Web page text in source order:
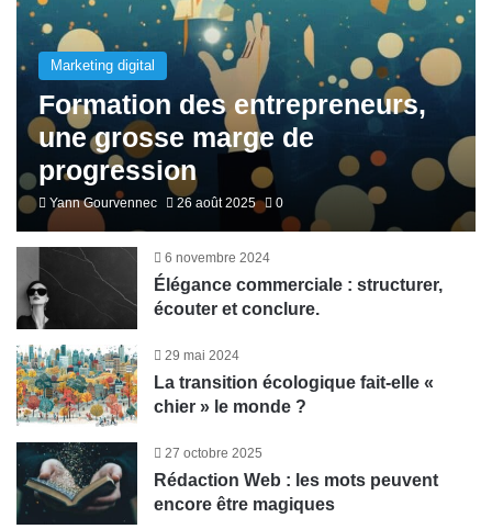
Marketing digital
Formation des entrepreneurs,
une grosse marge de
progression
Yann Gourvennec 26 août 2025 0
6 novembre 2024
Élégance commerciale : structurer,
écouter et conclure.
29 mai 2024
La transition écologique fait-elle «
chier » le monde ?
27 octobre 2025
Rédaction Web : les mots peuvent
encore être magiques